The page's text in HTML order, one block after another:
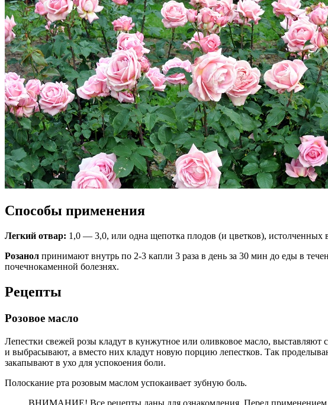
Способы применения
Легкий отвар: 1,0 — 3,0, или одна щепотка плодов (и цветков), истолченных
Розанол принимают внутрь по 2-3 капли 3 раза в день за 30 мин до еды в
почечнокаменной болезнях.
Рецепты
Розовое масло
Лепестки свежей розы кладут в кунжутное или оливковое масло, выставляют
и выбрасывают, а вместо них кладут новую порцию лепестков. Так
закапывают в ухо для успокоения боли.
Полоскание рта розовым маслом успокаивает зубную боль.
ВНИМАНИЕ! Все рецепты даны для ознакомления. Перед применением